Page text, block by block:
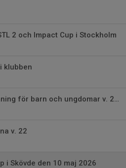
2 och Impact Cup i Stockholm
klubben
Gradering och träning för barn och ungdomar v. 21 & 22
v. 22
i Skövde den 10 maj 2026